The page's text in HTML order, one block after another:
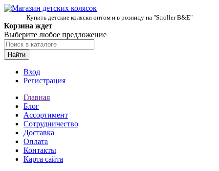
Купить детские коляски оптом и в розницу на "Stroller B&E"
Корзина ждет
Выберите любое предложение
Найти
Вход
Регистрация
Главная
Блог
Ассортимент
Сотрудничество
Доставка
Оплата
Контакты
Карта сайта